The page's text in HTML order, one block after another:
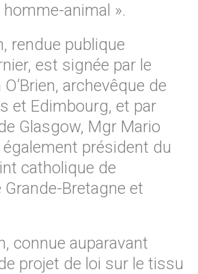
homme-animal ».
rendue publique
est signée par le
archevêque de
et Edimbourg, et par
Glasgow, Mgr Mario
président du
catholique de
Bretagne et
connue auparavant
projet de loi sur le tissu